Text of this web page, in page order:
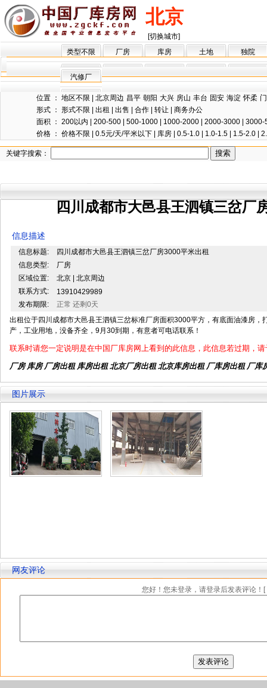
北京
[切换城市]
类型不限
厂房 库房 土地 独院
汽修厂
位置 ： 地区不限 北京周边 昌平 朝阳 大兴 房山 丰台 固安 海淀 怀柔
形式 ： 形式不限 出租 出售 合作 转让
商务办公
面积 ： 200以内 200-500 500-1000 1000-2000 2000-3000
3000-
价格 ： 价格不限 0.5元/天/平米以下 库房 0.5-1.0 1.0-1.5 1.5-2.0
关键字搜索：
四川成都市大邑县王泗镇三岔厂
信息描述
信息标题:
四川成都市大邑县王泗镇三岔厂房3000平米出租
信息类型:
厂房
区域位置:
北京 | 北京周边
联系方式:
13910429989
发布期限:
正常 还剩0天
出租位于四川成都市大邑县王泗镇三岔标准厂房面积3000平方，有底面油漆房，
产，工业用地，没备齐全，9月30到期，有意者可电话联系！
联系时请您一定说明是在中国厂库房网上看到的此信息，此信息若过期，
厂房 库房 厂房出租 库房出租 北京厂房出租 北京库房出租 厂库房出租 厂库
图片展示
网友评论
您好！您未登录，请登录后发表评论！[